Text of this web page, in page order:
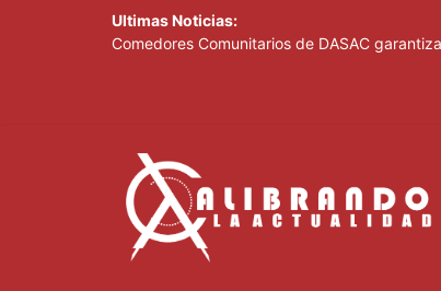
Ultimas Noticias:
Comedores Comunitarios de DASAC